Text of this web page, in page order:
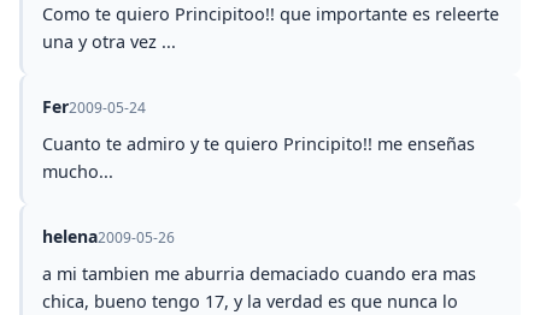
Como te quiero Principitoo!! que importante es releerte
una y otra vez ...
Fer2009-05-24
Cuanto te admiro y te quiero Principito!! me enseñas
mucho...
helena2009-05-26
a mi tambien me aburria demaciado cuando era mas
chica, bueno tengo 17, y la verdad es que nunca lo